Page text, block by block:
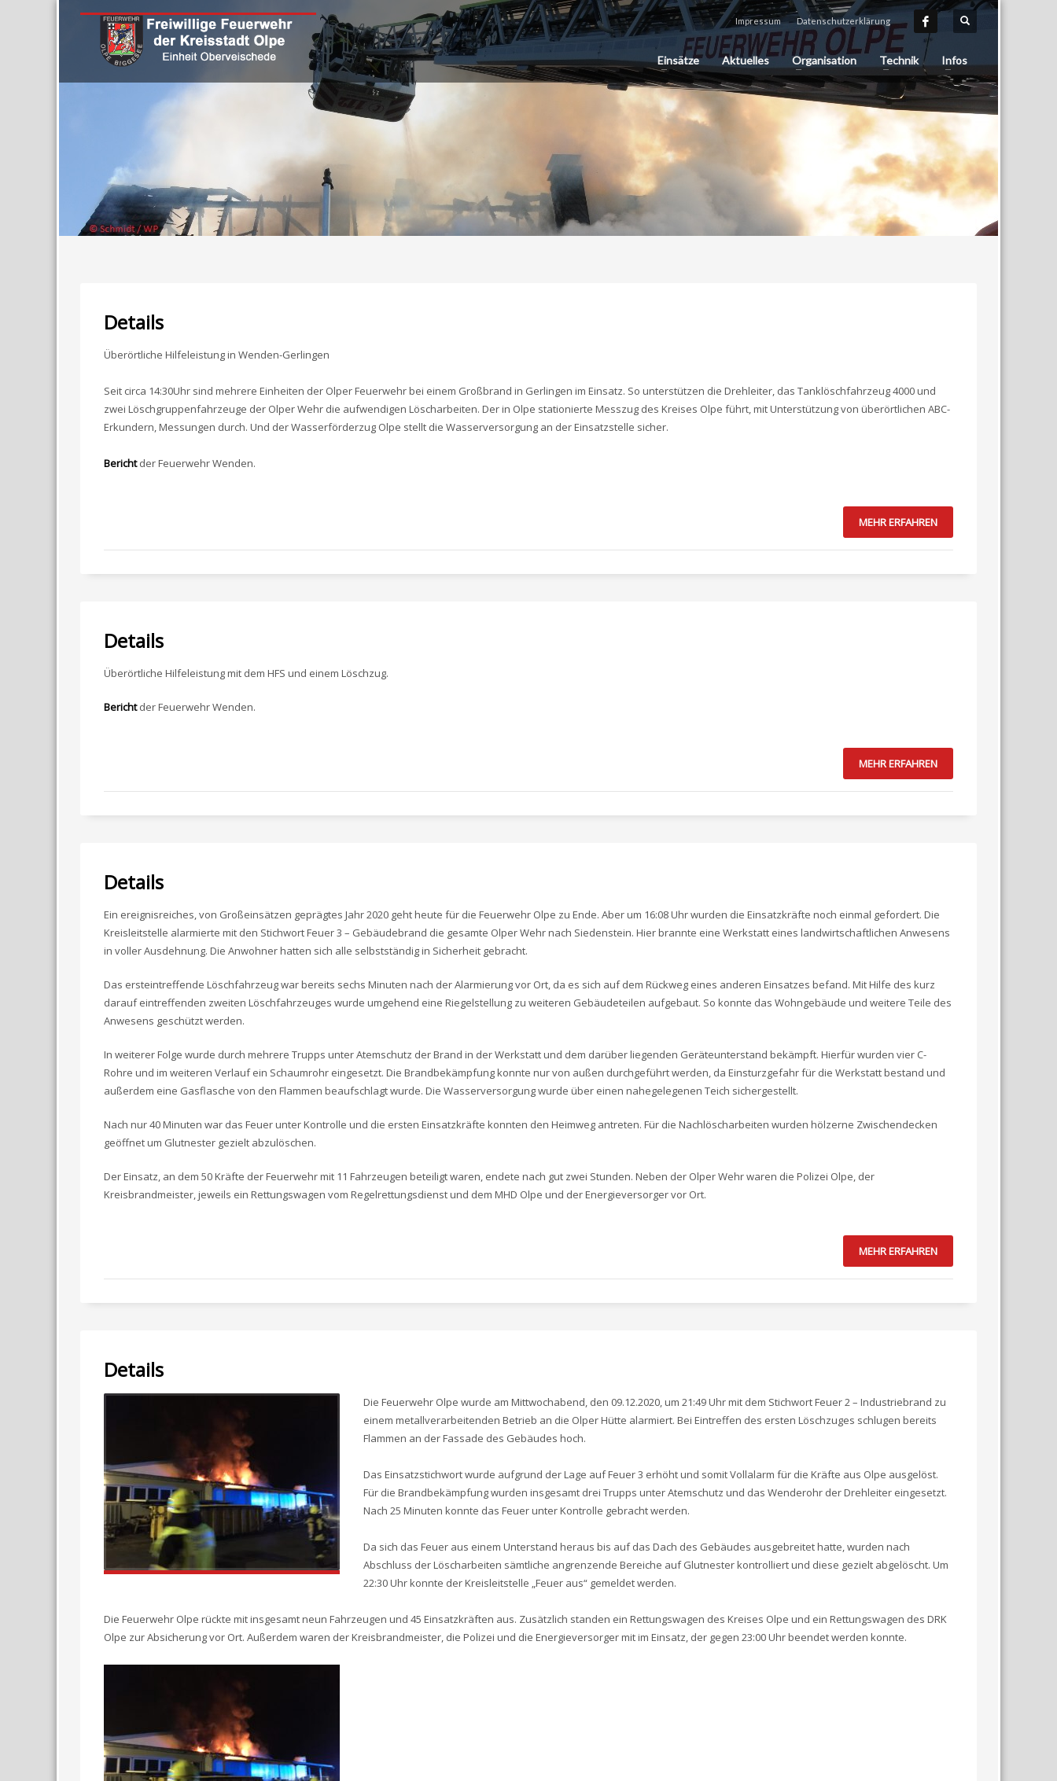
Impressum Datenschutzerklärung
Einsätze Aktuelles Organisation Technik Infos
Details
Überörtliche Hilfeleistung in Wenden-Gerlingen
Seit circa 14:30Uhr sind mehrere Einheiten der Olper Feuerwehr bei einem Großbrand in Gerlingen im Einsatz. So unterstützen die Drehleiter, das Tanklöschfahrzeug 4000 und
zwei Löschgruppenfahrzeuge der Olper Wehr die aufwendigen Löscharbeiten. Der in Olpe stationierte Messzug des Kreises Olpe führt, mit Unterstützung von überörtlichen ABC-
Erkundern, Messungen durch. Und der Wasserförderzug Olpe stellt die Wasserversorgung an der Einsatzstelle sicher.
Berichtder Feuerwehr Wenden.
MEHR ERFAHREN
Details
Überörtliche Hilfeleistung mit dem HFS und einem Löschzug.
Berichtder Feuerwehr Wenden.
MEHR ERFAHREN
Details
Ein ereignisreiches, von Großeinsätzen geprägtes Jahr 2020 geht heute für die Feuerwehr Olpe zu Ende. Aber um 16:08 Uhr wurden die Einsatzkräfte noch einmal gefordert. Die
Kreisleitstelle alarmierte mit den Stichwort Feuer 3 – Gebäudebrand die gesamte Olper Wehr nach Siedenstein. Hier brannte eine Werkstatt eines landwirtschaftlichen Anwesens
in voller Ausdehnung. Die Anwohner hatten sich alle selbstständig in Sicherheit gebracht.
Das ersteintreffende Löschfahrzeug war bereits sechs Minuten nach der Alarmierung vor Ort, da es sich auf dem Rückweg eines anderen Einsatzes befand. Mit Hilfe des kurz
darauf eintreffenden zweiten Löschfahrzeuges wurde umgehend eine Riegelstellung zu weiteren Gebäudeteilen aufgebaut. So konnte das Wohngebäude und weitere Teile des
Anwesens geschützt werden.
In weiterer Folge wurde durch mehrere Trupps unter Atemschutz der Brand in der Werkstatt und dem darüber liegenden Geräteunterstand bekämpft. Hierfür wurden vier C-
Rohre und im weiteren Verlauf ein Schaumrohr eingesetzt. Die Brandbekämpfung konnte nur von außen durchgeführt werden, da Einsturzgefahr für die Werkstatt bestand und
außerdem eine Gasflasche von den Flammen beaufschlagt wurde. Die Wasserversorgung wurde über einen nahegelegenen Teich sichergestellt.
Nach nur 40 Minuten war das Feuer unter Kontrolle und die ersten Einsatzkräfte konnten den Heimweg antreten. Für die Nachlöscharbeiten wurden hölzerne Zwischendecken
geöffnet um Glutnester gezielt abzulöschen.
Der Einsatz, an dem 50 Kräfte der Feuerwehr mit 11 Fahrzeugen beteiligt waren, endete nach gut zwei Stunden. Neben der Olper Wehr waren die Polizei Olpe, der
Kreisbrandmeister, jeweils ein Rettungswagen vom Regelrettungsdienst und dem MHD Olpe und der Energieversorger vor Ort.
MEHR ERFAHREN
Details
Die Feuerwehr Olpe wurde am Mittwochabend, den 09.12.2020, um 21:49 Uhr mit dem Stichwort Feuer 2 – Industriebrand zu
einem metallverarbeitenden Betrieb an die Olper Hütte alarmiert. Bei Eintreffen des ersten Löschzuges schlugen bereits
Flammen an der Fassade des Gebäudes hoch.
Das Einsatzstichwort wurde aufgrund der Lage auf Feuer 3 erhöht und somit Vollalarm für die Kräfte aus Olpe ausgelöst.
Für die Brandbekämpfung wurden insgesamt drei Trupps unter Atemschutz und das Wenderohr der Drehleiter eingesetzt.
Nach 25 Minuten konnte das Feuer unter Kontrolle gebracht werden.
Da sich das Feuer aus einem Unterstand heraus bis auf das Dach des Gebäudes ausgebreitet hatte, wurden nach
Abschluss der Löscharbeiten sämtliche angrenzende Bereiche auf Glutnester kontrolliert und diese gezielt abgelöscht. Um
22:30 Uhr konnte der Kreisleitstelle „Feuer aus“ gemeldet werden.
Die Feuerwehr Olpe rückte mit insgesamt neun Fahrzeugen und 45 Einsatzkräften aus. Zusätzlich standen ein Rettungswagen des Kreises Olpe und ein Rettungswagen des DRK
Olpe zur Absicherung vor Ort. Außerdem waren der Kreisbrandmeister, die Polizei und die Energieversorger mit im Einsatz, der gegen 23:00 Uhr beendet werden konnte.